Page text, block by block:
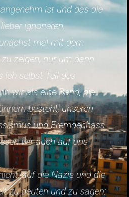
ist und das die
ignorieren.
mal mit dem
zeigen, nur um dann
ich selbst Teil des
wir als eine Band, die
besteht, unseren
und Fremdenhass
wir auch auf uns
auf die Nazis und die
zu deuten und zu sagen: